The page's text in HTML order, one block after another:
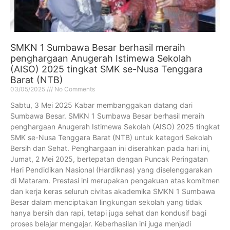
SMKN 1 Sumbawa Besar berhasil meraih
penghargaan Anugerah Istimewa Sekolah
(AISO) 2025 tingkat SMK se-Nusa Tenggara
Barat (NTB)
03/05/2025 No Comments
Sabtu, 3 Mei 2025 Kabar membanggakan datang dari
Sumbawa Besar. SMKN 1 Sumbawa Besar berhasil meraih
penghargaan Anugerah Istimewa Sekolah (AISO) 2025 tingkat
SMK se-Nusa Tenggara Barat (NTB) untuk kategori Sekolah
Bersih dan Sehat. Penghargaan ini diserahkan pada hari ini,
Jumat, 2 Mei 2025, bertepatan dengan Puncak Peringatan
Hari Pendidikan Nasional (Hardiknas) yang diselenggarakan
di Mataram. Prestasi ini merupakan pengakuan atas komitmen
dan kerja keras seluruh civitas akademika SMKN 1 Sumbawa
Besar dalam menciptakan lingkungan sekolah yang tidak
hanya bersih dan rapi, tetapi juga sehat dan kondusif bagi
proses belajar mengajar. Keberhasilan ini juga menjadi